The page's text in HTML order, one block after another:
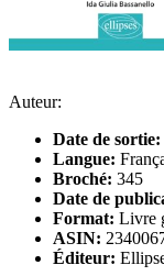
Auteur:
Date de sortie:
Langue:
Broché: 345
Date de
Format: Livre
ASIN:
Éditeur: